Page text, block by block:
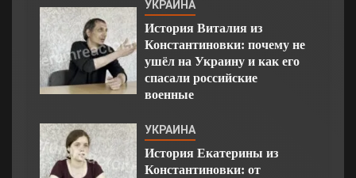
УКРАИНА
История Виталия из
Константиновки: почему не
ушёл на Украину и как его
спасали российские
военные
УКРАИНА
История Екатерины из
Константиновки: от